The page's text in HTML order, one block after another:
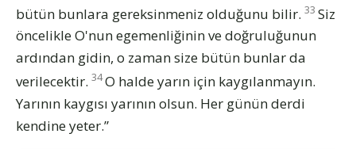
bütün bunlara gereksinmeniz olduğunu bilir. 33 Siz
öncelikle O'nun egemenliğinin ve doğruluğunun
ardından gidin, o zaman size bütün bunlar da
verilecektir. 34O halde yarın için kaygılanmayın.
Yarının kaygısı yarının olsun. Her günün derdi
kendine yeter.”